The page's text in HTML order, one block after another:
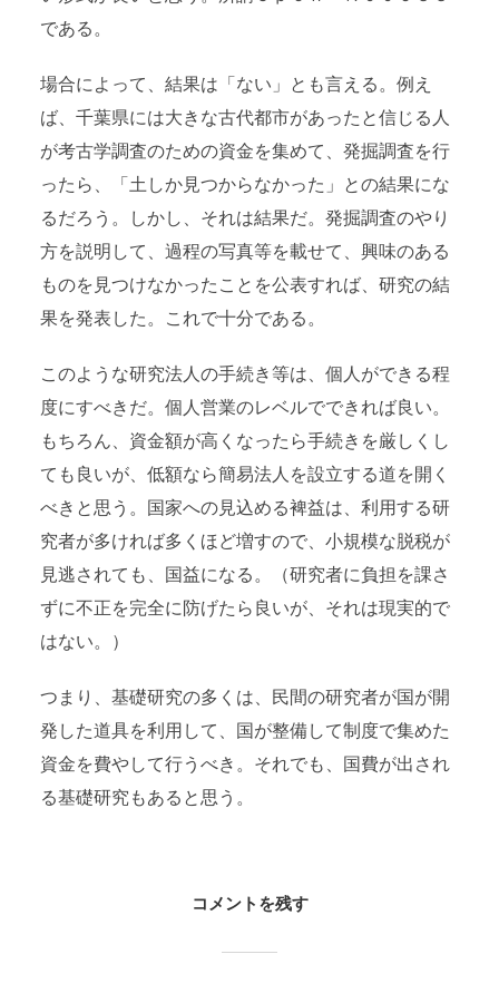
である。
場合によって、結果は「ない」とも言える。例え
ば、千葉県には大きな古代都市があったと信じる人
が考古学調査のための資金を集めて、発掘調査を行
ったら、「土しか見つからなかった」との結果にな
るだろう。しかし、それは結果だ。発掘調査のやり
方を説明して、過程の写真等を載せて、興味のある
ものを見つけなかったことを公表すれば、研究の結
果を発表した。これで十分である。
このような研究法人の手続き等は、個人ができる程
度にすべきだ。個人営業のレベルでできれば良い。
もちろん、資金額が高くなったら手続きを厳しくし
ても良いが、低額なら簡易法人を設立する道を開く
べきと思う。国家への見込める裨益は、利用する研
究者が多ければ多くほど増すので、小規模な脱税が
見逃されても、国益になる。（研究者に負担を課さ
ずに不正を完全に防げたら良いが、それは現実的で
はない。）
つまり、基礎研究の多くは、民間の研究者が国が開
発した道具を利用して、国が整備して制度で集めた
資金を費やして行うべき。それでも、国費が出され
る基礎研究もあると思う。
コメントを残す